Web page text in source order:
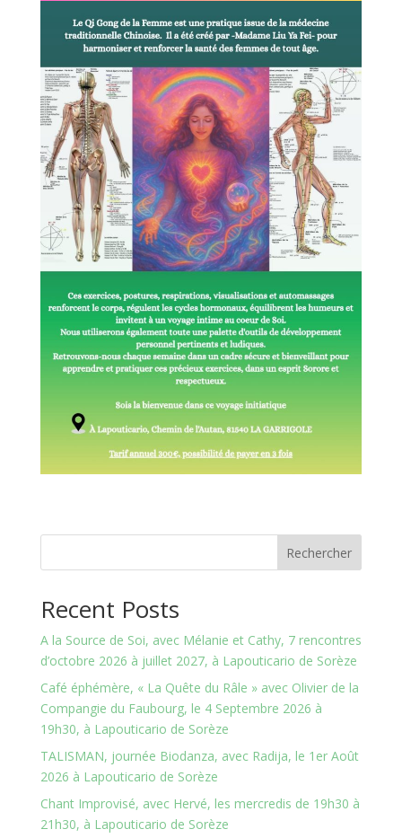
Rechercher
Recent Posts
A la Source de Soi, avec Mélanie et Cathy, 7 rencontres
d’octobre 2026 à juillet 2027, à Lapouticario de Sorèze
Café éphémère, « La Quête du Râle » avec Olivier de la
Compangie du Faubourg, le 4 Septembre 2026 à
19h30, à Lapouticario de Sorèze
TALISMAN, journée Biodanza, avec Radija, le 1er Août
2026 à Lapouticario de Sorèze
Chant Improvisé, avec Hervé, les mercredis de 19h30 à
21h30, à Lapouticario de Sorèze